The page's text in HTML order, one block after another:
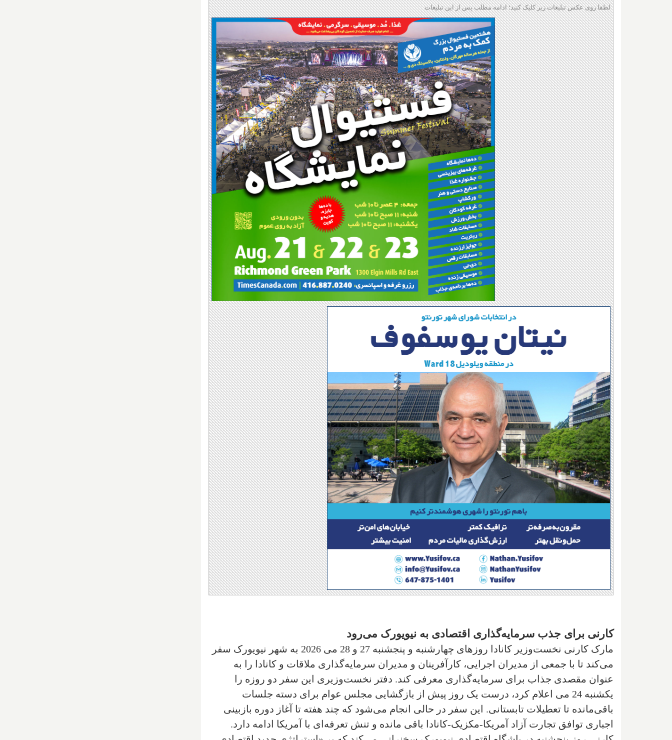
لطفا روی عکس تبلیغات زیر کلیک کنید؛ ادامه مطلب پس از این تبلیغات
کارنی برای جذب سرمایه‌گذاری اقتصادی به نیویورک می‌رود
مارک کارنی نخست‌وزیر کانادا روزهای چهارشنبه و پنجشنبه 27 و 28 می 2026 به شهر نیویورک سفر
می‌کند تا با جمعی از مدیران اجرایی، کارآفرینان و مدیران سرمایه‌گذاری ملاقات و کانادا را به
عنوان مقصدی جذاب برای سرمایه‌گذاری معرفی کند. دفتر نخست‌وزیری این سفر دو روزه را
یکشنبه 24 می اعلام کرد، درست یک روز پیش از بازگشایی مجلس عوام برای دسته جلسات
باقی‌مانده تا تعطیلات تابستانی. این سفر در حالی انجام می‌شود که چند هفته تا آغاز دوره بازبینی
اجباری توافق تجارت آزاد آمریکا-مکزیک-کانادا باقی مانده و تنش تعرفه‌ای با آمریکا ادامه دارد.